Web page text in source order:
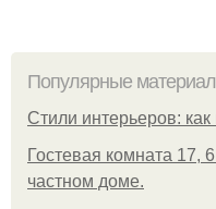
Популярные
Стили интерьеров:
Гостевая комната 17,
частном доме.